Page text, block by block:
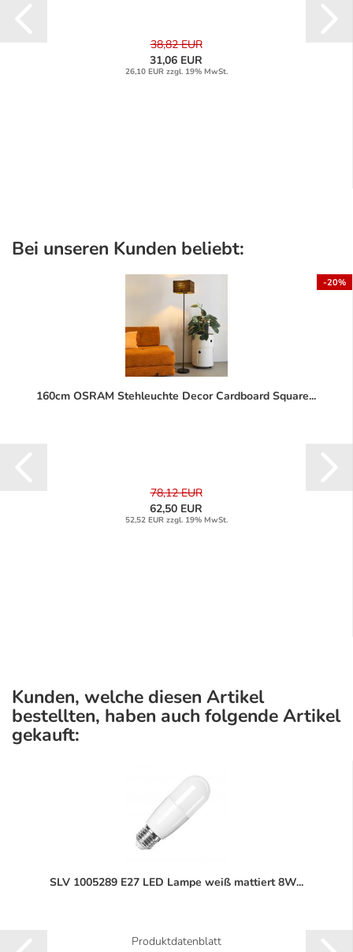
38,82 EUR
31,06 EUR
26,10 EUR zzgl. 19% MwSt.
Bei unseren Kunden beliebt:
-20%
160cm OSRAM Stehleuchte Decor Cardboard Square...
78,12 EUR
62,50 EUR
52,52 EUR zzgl. 19% MwSt.
Kunden, welche diesen Artikel
bestellten, haben auch folgende Artikel
gekauft:
SLV 1005289 E27 LED Lampe weiß mattiert 8W...
Produktdatenblatt